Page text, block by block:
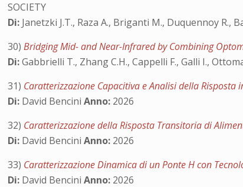
SOCIETY
Di: Janetzki J.T., Raza A., Briganti M., Duquennoy R.,
30)Bridging Mid- and Near-Infrared by Combining
Di:Gabbrielli T., Zhang C.H., Cappelli F., Galli I.,
31) Caratterizzazione Capacitiva e Analisi della Risposta
Di: David BenciniAnno: 2026
32) Caratterizzazione della Risposta Transitoria di
Di: David BenciniAnno: 2026
33) Caratterizzazione Dinamica di un Ponte H con
Di: David BenciniAnno: 2026